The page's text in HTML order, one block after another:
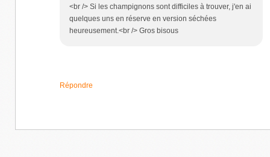
<br /> Si les champignons sont difficiles à trouver, j'en ai
quelques uns en réserve en version séchées
heureusement.<br /> Gros bisous
Répondre